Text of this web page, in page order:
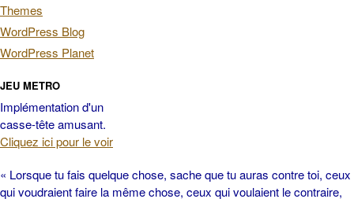
Themes
WordPress Blog
WordPress Planet
JEU METRO
Implémentation d'un
casse-tête amusant.
Cliquez ici pour le voir
« Lorsque tu fais quelque chose, sache que tu auras contre toi, ceux
qui voudraient faire la même chose, ceux qui voulaient le contraire,